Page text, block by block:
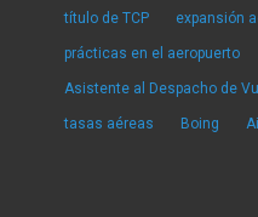
título de TCP expansión
prácticas en el aeropuerto
Asistente al Despacho de
tasas aéreas Boing